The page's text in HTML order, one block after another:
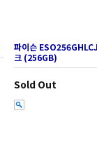
파이슨
크 (256GB)
Sold Out